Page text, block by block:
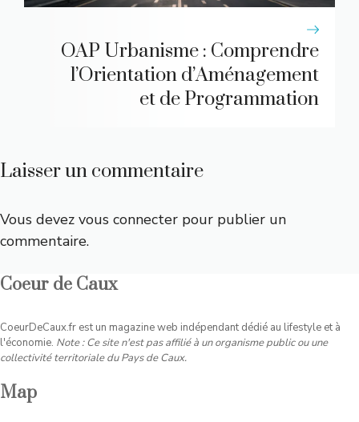
OAP Urbanisme : Comprendre
l’Orientation d’Aménagement
et de Programmation
Laisser un commentaire
Vous devez vous connecter pour publier un
commentaire.
Coeur de Caux
CoeurDeCaux.fr est un magazine web indépendant dédié au lifestyle et à
l'économie. Note : Ce site n'est pas affilié à un organisme public ou une
collectivité territoriale du Pays de Caux.
Map